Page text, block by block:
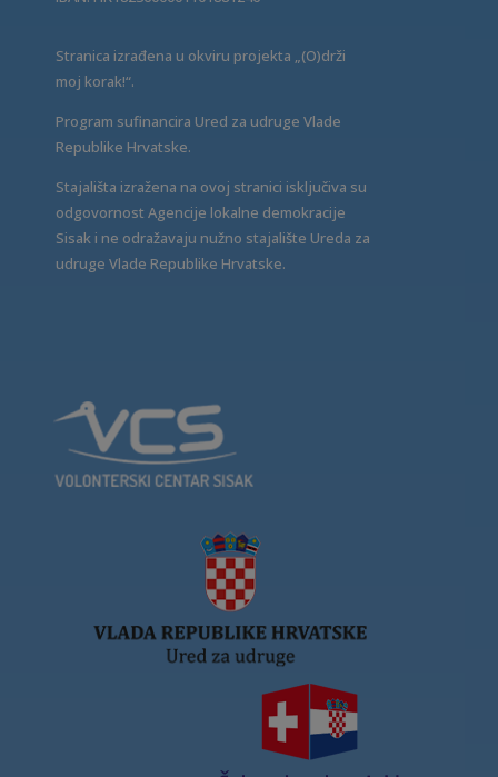
Stranica izrađena u okviru projekta „(O)drži
moj korak!“.
Program sufinancira Ured za udruge Vlade
Republike Hrvatske.
Stajališta izražena na ovoj stranici isključiva su
odgovornost Agencije lokalne demokracije
Sisak i ne odražavaju nužno stajalište Ureda za
udruge Vlade Republike Hrvatske.